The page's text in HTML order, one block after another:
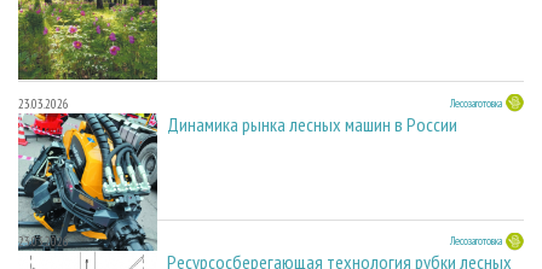
23.03.2026 Лесозаготовка
Динамика рынка лесных машин в России
23.03.2026 Лесозаготовка
Ресурсосберегающая технология рубки лесных